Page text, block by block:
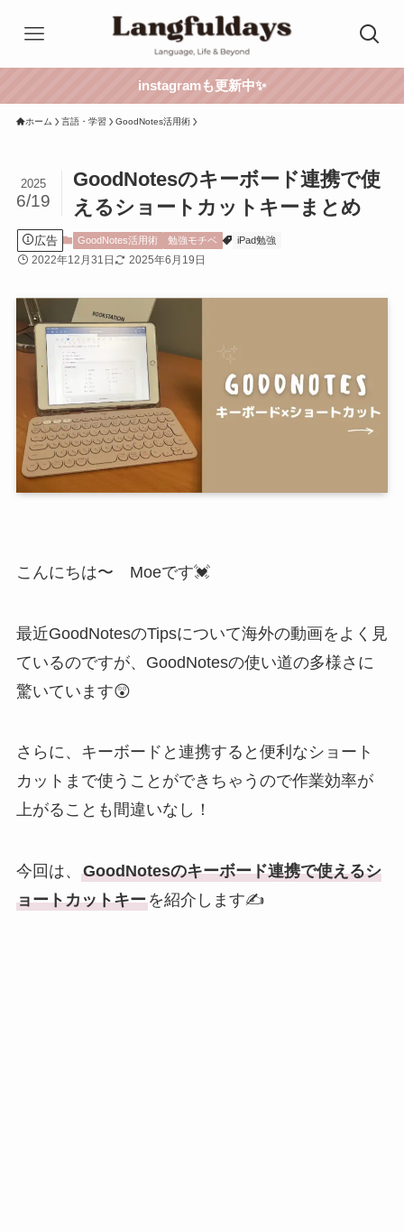
instagramも更新中✨
ホーム 言語・学習 GoodNotes活用術
GoodNotesのキーボード連携で使
えるショートカットキーまとめ
2025
6/19
広告 GoodNotes活用術 勉強モチベ iPad勉強
2022年12月31日 2025年6月19日
こんにちは〜 Moeです💓
最近GoodNotesのTipsについて海外の動画をよく見
ているのですが、GoodNotesの使い道の多様さに
驚いています😲
さらに、キーボードと連携すると便利なショート
カットまで使うことができちゃうので作業効率が
上がることも間違いなし！
今回は、 GoodNotesのキーボード連携で使えるシ
ョートカットキーを紹介します✍️